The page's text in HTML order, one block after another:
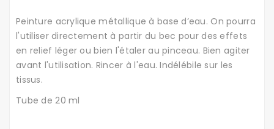
Peinture acrylique métallique à base d’eau. On pourra
l'utiliser directement à partir du bec pour des effets
en relief léger ou bien l'étaler au pinceau. Bien agiter
avant l'utilisation. Rincer à l'eau. Indélébile sur les
tissus.
Tube de 20 ml